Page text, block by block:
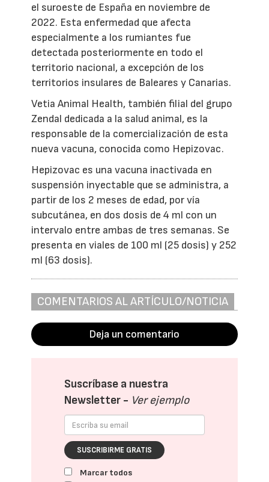
el suroeste de España en noviembre de
2022. Esta enfermedad que afecta
especialmente a los rumiantes fue
detectada posteriormente en todo el
territorio nacional, a excepción de los
territorios insulares de Baleares y Canarias.
Vetia Animal Health, también filial del grupo
Zendal dedicada a la salud animal, es la
responsable de la comercialización de esta
nueva vacuna, conocida como Hepizovac.
Hepizovac es una vacuna inactivada en
suspensión inyectable que se administra, a
partir de los 2 meses de edad, por vía
subcutánea, en dos dosis de 4 ml con un
intervalo entre ambas de tres semanas. Se
presenta en viales de 100 ml (25 dosis) y 252
ml (63 dosis).
COMENTARIOS AL ARTÍCULO/NOTICIA
Deja un comentario
Suscríbase a nuestra
Newsletter - Ver ejemplo
SUSCRIBIRME GRATIS
Marcar todos